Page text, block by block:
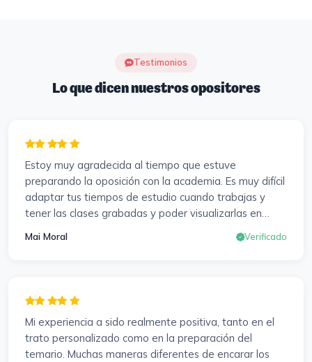
Testimonios
Lo que dicen nuestros opositores
Estoy muy agradecida al tiempo que estuve
preparando la oposición con la academia. Es muy difícil
adaptar tus tiempos de estudio cuando trabajas y
tener las clases grabadas y poder visualizarlas en
cualquier momento y las veces que sea necesario, se
agradece mucho. Sabemos que el trabajo de estudio
profesores accesibles, atentos y dispuestos para
resolver dudas, se agradece. Incluso se ofrecieron a
ayudarme a buscar impugnaciones de preguntas del
examen para subir nota. Gracias Vanesa y Pablo.
Mai Moral Verificado
Mi experiencia a sido realmente positiva, tanto en el
trato personalizado como en la preparación del
temario. Muchas maneras diferentes de encarar los